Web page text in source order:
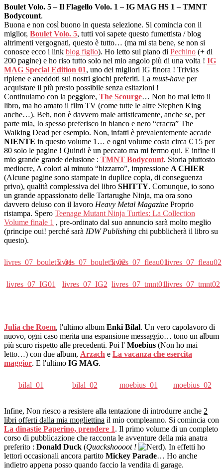
Boulet Volo. 5 – Il Flagello Volo. 1 – IG MAG HS 1 – TMNT
Bodycount.
Buona e non così buono in questa selezione. Si comincia con il
miglior, Boulet Volo. 5, tutti voi sapete questo fumettista / blog
altrimenti vergognati, questo è tutto… (ma mi sta bene, se non si
conosce ecco i link blog figlio). Ho letto sul piano di Pechino (+ di
200 pagine) e ho riso tutto solo nel mio angolo più di una volta ! IG
MAG Special Edition 01, uno dei migliori IG finora ! Trivias
ripiene e aneddoti sui nostri giochi preferiti. La must-have per
acquistare il più presto possibile senza esitazioni !
Continuiamo con la peggiore, The Scourge… Non ho mai letto il
libro, ma ho amato il film TV (come tutte le altre Stephen King
anche…). Beh, non è davvero male artisticamente, anche se, per
parte mia, Io spesso preferisco in bianco e nero “cracra” The
Walking Dead per esempio. Non, infatti è prevalentemente accade
NIENTE in questo volume 1… e ogni volume costa circa € 15 per
80 solo le pagine ! Quindi è un peccato ma mi fermo qui. E infine il
mio grande grande delusione : TMNT Bodycount. Storia piuttosto
mediocre, A colori al minuto “bizzarro”, impressione A CHIER
(Alcune pagine sono stampate in duplice copia, di conseguenza
privo), qualità complessiva del libro SHITTY. Comunque, io sono
un grande appassionato delle Tartarughe Ninja, ma ora sono
davvero deluso con il lavoro Heavy Metal Magazine Proprio
ristampa. Spero Teenage Mutant Ninja Turtles: La Collection
Volume finale 1 , pre-ordinato dal suo annuncio sarà molto meglio
(principe oui! perché sarà IDW Publishing chi pubblicherà il libro su
questo).
livres_07_boulet5_01livres_07_boulet5_02livres_07_fleau01livres_07_fleau02
livres_07_IG01 livres_07_IG2 livres_07_tmnt01livres_07_tmnt02
Julia che Roem, l'ultimo album Enki Bilal. Un vero capolavoro di
nuovo, ogni caso merita una espansione messaggio… tono un album
più scuro rispetto alle precedenti. Poi l' Moebius (Non ho mai
letto…) con due album, Arzach e La vacanza che esercita
maggior. E l'ultimo IG MAG.
bilal_01 bilal_02 moebius_01 moebius_02
Infine, Non riesco a resistere alla tentazione di introdurre anche 2
libri offerti dalla mia mogliettina il mio compleanno. Si comincia con
La dinastie Paperino, prendere 1. Il primo volume di un completo
corso di pubblicazione che racconta le avventure della mia anatra
preferito : Donald Duck (Quackshoooot !
). In effetti ho
lettori occasionali ancora partito Mickey Parade… Ho anche
indietro appena posso quando faccio la vendita di garage.